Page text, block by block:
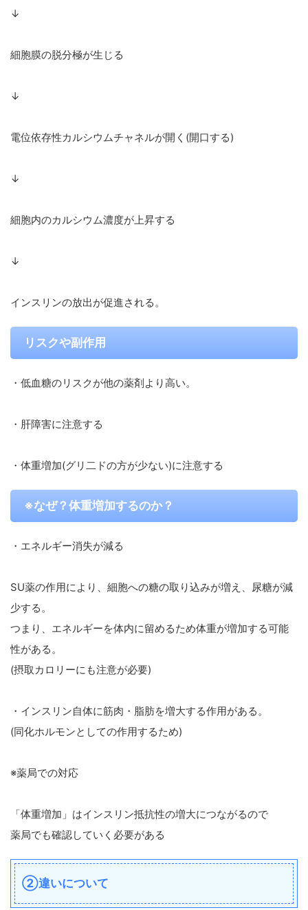
↓
細胞膜の脱分極が生じる
↓
電位依存性カルシウムチャネルが開く(開口する)
↓
細胞内のカルシウム濃度が上昇する
↓
インスリンの放出が促進される。
リスクや副作用
・低血糖のリスクが他の薬剤より高い。
・肝障害に注意する
・体重増加(グリ二ドの方が少ない)に注意する
※なぜ？体重増加するのか？
・エネルギー消失が減る
SU薬の作用により、細胞への糖の取り込みが増え、尿糖が減
少する。
つまり、エネルギーを体内に留めるため体重が増加する可能
性がある。
(摂取カロリーにも注意が必要)
・インスリン自体に筋肉・脂肪を増大する作用がある。
(同化ホルモンとしての作用するため)
※薬局での対応
「体重増加」はインスリン抵抗性の増大につながるので
薬局でも確認していく必要がある
②違いについて